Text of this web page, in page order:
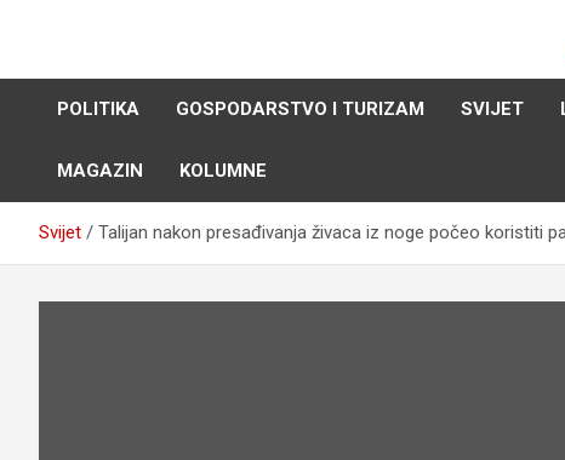
POLITIKA
GOSPODARSTVO I TURIZAM SVIJET
MAGAZIN KOLUMNE
Svijet Talijan nakon presađivanja živaca iz noge počeo koristiti